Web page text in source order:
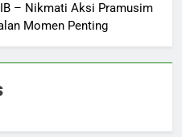
– Nikmati Aksi Pramusim
Momen Penting